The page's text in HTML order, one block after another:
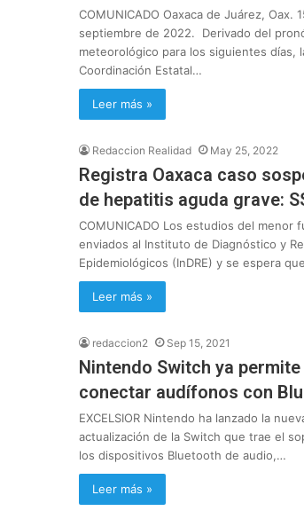
COMUNICADO Oaxaca de Juárez, Oax.
septiembre de 2022. Derivado del
meteorológico para los siguientes días,
Coordinación Estatal…
Leer más »
Redaccion Realidad May 25, 2022
Registra Oaxaca caso
de hepatitis aguda grave:
COMUNICADO Los estudios del menor
enviados al Instituto de Diagnóstico y
Epidemiológicos (InDRE) y se espera
Leer más »
redaccion2 Sep 15, 2021
Nintendo Switch ya permite
conectar audífonos con
EXCELSIOR Nintendo ha lanzado la
actualización de la Switch que trae el
los dispositivos Bluetooth de audio,…
Leer más »